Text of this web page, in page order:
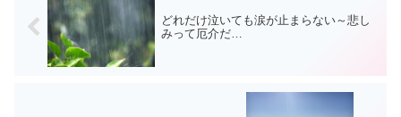
どれだけ泣いても涙が止まらない～悲し
みって厄介だ…